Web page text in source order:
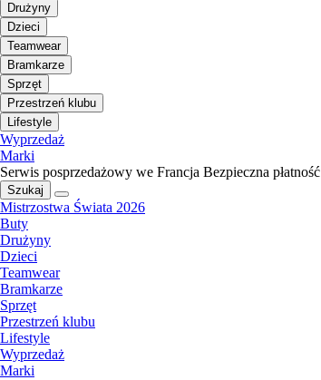
Drużyny
Dzieci
Teamwear
Bramkarze
Sprzęt
Przestrzeń klubu
Lifestyle
Wyprzedaż
Marki
Serwis posprzedażowy we Francja Bezpieczna płatność
Szukaj
Mistrzostwa Świata 2026
Buty
Drużyny
Dzieci
Teamwear
Bramkarze
Sprzęt
Przestrzeń klubu
Lifestyle
Wyprzedaż
Marki